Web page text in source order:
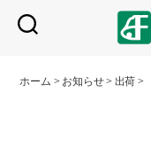
ホーム > お知らせ> 出荷 >